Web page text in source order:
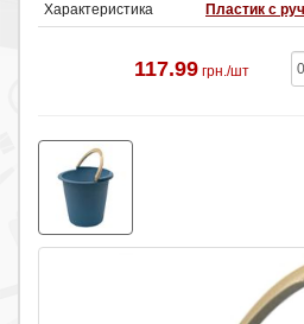
Характеристика
Пластик с
117.99 грн./шт